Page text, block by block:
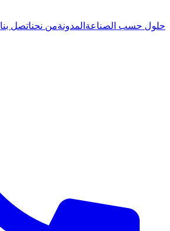
حلول حسب الصناعة المدونةمن نحناتصل بنا